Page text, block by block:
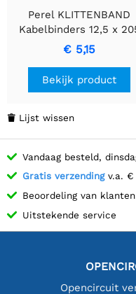
Perel KLITTENBAND
Kabelbinders 12,5 x
mm - Pak van 10
€ 5,15
Bekijk product
 Lijst wissen
Vandaag besteld,
Gratis verzendingv.a. €
Beoordeling van
Uitstekende service
Opencircuit